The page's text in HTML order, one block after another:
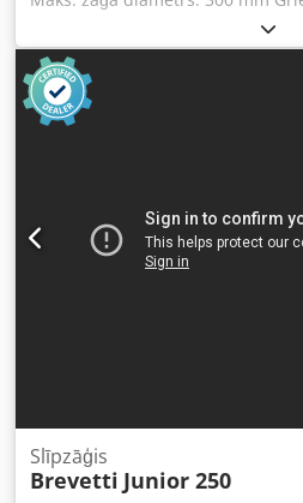
Pneimatiska materiāla
Pneimatiska zāģu pacelšana
Drošības slēdzis Barošana: 400 V
Slīpzāģis
Brevetti Junior 250